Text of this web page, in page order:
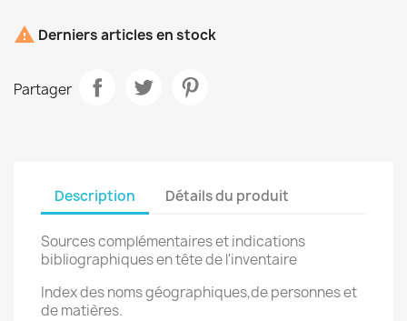
 Derniers articles en stock
Partager
Description Détails du produit
Sources complémentaires et indications
bibliographiques en tête de l'inventaire
Index des noms géographiques,de personnes et
de matières.